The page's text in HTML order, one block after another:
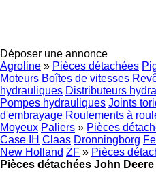
Déposer une annonce
Agroline » Pièces détachées
Moteurs Boîtes de vitesses
hydrauliques Distributeurs
Pompes hydrauliques Joints
d'embrayage Roulements à
Moyeux Paliers » Pièces
Case IH Claas Dronningborg
New Holland ZF » Pièces
Pièces détachées John